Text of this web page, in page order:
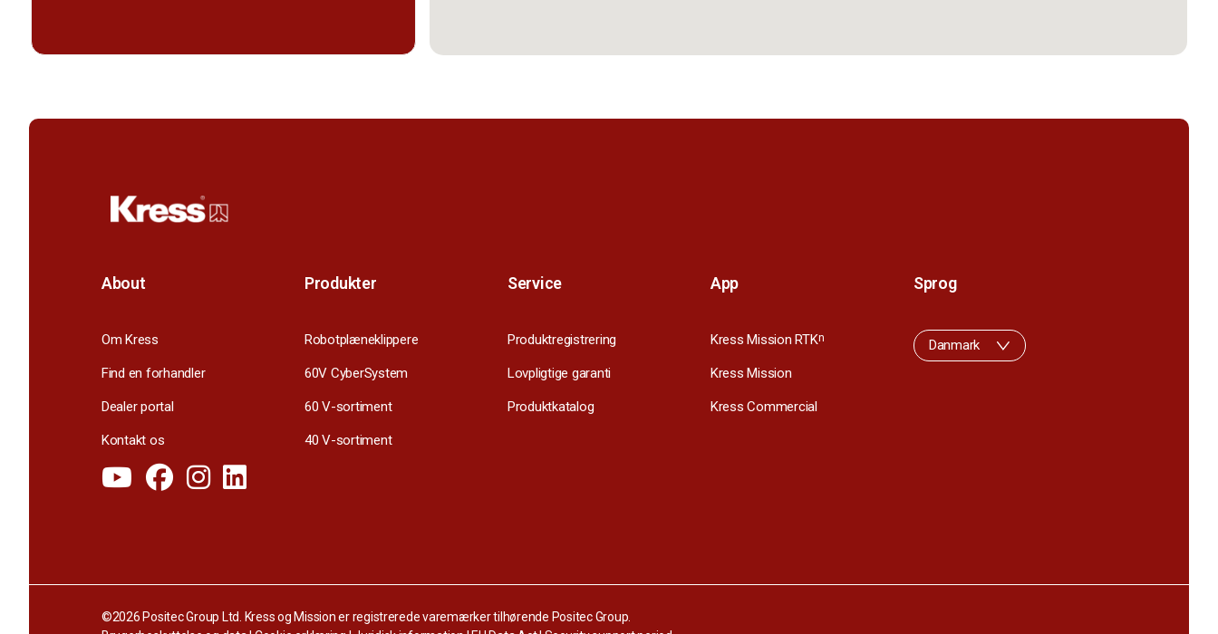
About
Om Kress
Find en forhandler
Dealer portal
Kontakt os
Produkter
Robotplæneklippere
60V CyberSystem
60 V-sortiment
40 V-sortiment
Service
Produktregistrering
Lovpligtige garanti
Produktkatalog
App
Kress Mission RTKn
Kress Mission
Kress Commercial
Sprog
Danmark
©2026 Positec Group Ltd. Kress og Mission er registrerede varemærker tilhørende Positec Group.